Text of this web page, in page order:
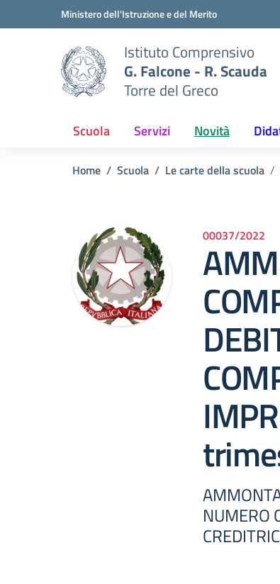
Vai ai contenuti
Vai al menu di navigazioneMinistero dell'Istruzione e del Merito
Istituto Comprensivo
G. Falcone - R. Scauda
Torre del Greco
Scuola Servizi Novità
Home Scuola Le carte della scuola
00037/2022
NUMERO